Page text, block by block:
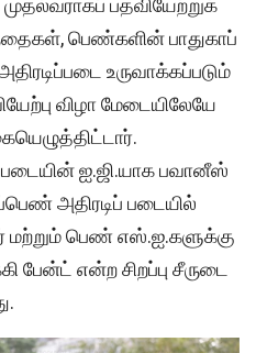
பதவி​யேற்​றுக்
பெண்​களின் பாதுகாப்​
உரு​வாக்​கப்​படும்
விழா மேடை​யிலேயே
ஐ.ஜி.​யாக பவானீஸ்​
அதிரடிப் படை​யில்
பெண் எஸ்​.ஐ.களுக்கு
பேன்ட் என்ற சிறப்பு சீருடை